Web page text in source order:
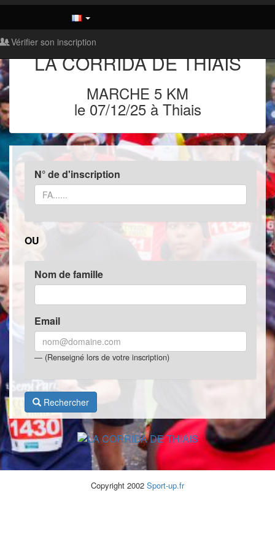
Vérifier son inscription
LA CORRIDA DE THIAIS
MARCHE 5 KM
le 07/12/25 à Thiais
N° de d'inscription
OU
Nom de famille
Email
(Renseigné lors de votre inscription)
Rechercher
Copyright 2002 Sport-up.fr